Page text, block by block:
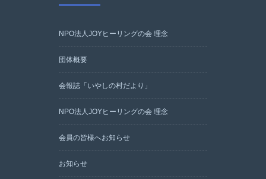
NPO法人JOYヒーリングの会 理念
団体概要
会報誌「いやしの村だより」
NPO法人JOYヒーリングの会 理念
会員の皆様へお知らせ
お知らせ